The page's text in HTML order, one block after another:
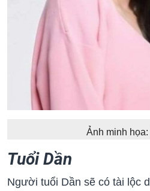
Ảnh minh họa:
Tuổi Dần
Người tuổi Dần sẽ có tài lộc